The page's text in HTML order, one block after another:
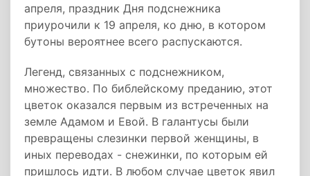
апреля, праздник Дня подснежника
приурочили к 19 апреля, ко дню, в котором
бутоны вероятнее всего распускаются.
Легенд, связанных с подснежником,
множество. По библейскому преданию, этот
цветок оказался первым из встреченных на
земле Адамом и Евой. В галантусы были
превращены слезинки первой женщины, в
иных переводах - снежинки, по которым ей
пришлось идти. В любом случае цветок явил